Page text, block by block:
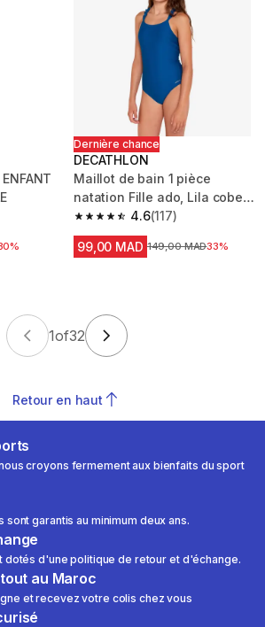
ENFANT
206 reviews
Dernière chance
DECATHLON
Maillot de bain 1 pièce
natation Fille ado, Lila cobe
bleu
4.6
4.6 out of 5 stars from 117
(117)
99,00 MAD Prix avant la réduction
149,00 MAD33%
1of32
Retour en haut
croyons fermement aux bienfaits du sport
sont garantis au minimum deux ans.
dotés d'une politique de retour et d'échange.
au Maroc
et recevez votre colis chez vous